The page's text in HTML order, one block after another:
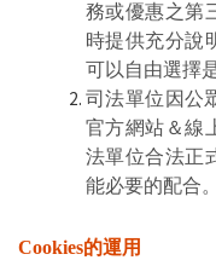
務或優惠之第
時提供充分說
可以自由選擇
司法單位因公
官方網站＆線
法單位合法正
能必要的配合。
Cookies的運用